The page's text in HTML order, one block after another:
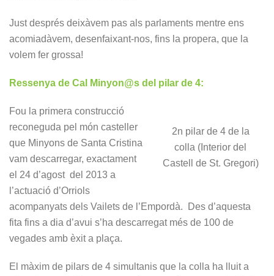
Just després deixàvem pas als parlaments mentre ens
acomiadàvem, desenfaixant-nos, fins la propera, que la
volem fer grossa!
Ressenya de Cal Minyon@s del pilar de 4:
2n pilar de 4 de la
colla (Interior del
Castell de St. Gregori)
Fou la primera construcció
reconeguda pel món casteller
que Minyons de Santa Cristina
vam descarregar, exactament
el 24 d’agost del 2013 a
l’actuació d’Orriols
acompanyats dels Vailets de l’Empordà. Des d’aquesta
fita fins a dia d’avui s’ha descarregat més de 100 de
vegades amb èxit a plaça.
El màxim de pilars de 4 simultanis que la colla ha lluit a